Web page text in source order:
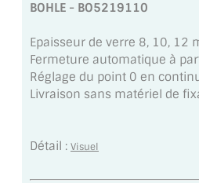
MIROIR DÉCORATIF DE
LOTS DE MIROIRS EN
MIROIR POUR PORTE
MIROIR PAROI DE DOUCHE
BOHLE - BO5219110
Epaisseur de verre 8, 10, 12
Fermeture automatique à
Réglage du point 0 en
Livraison sans matériel de
Détail : Visuel